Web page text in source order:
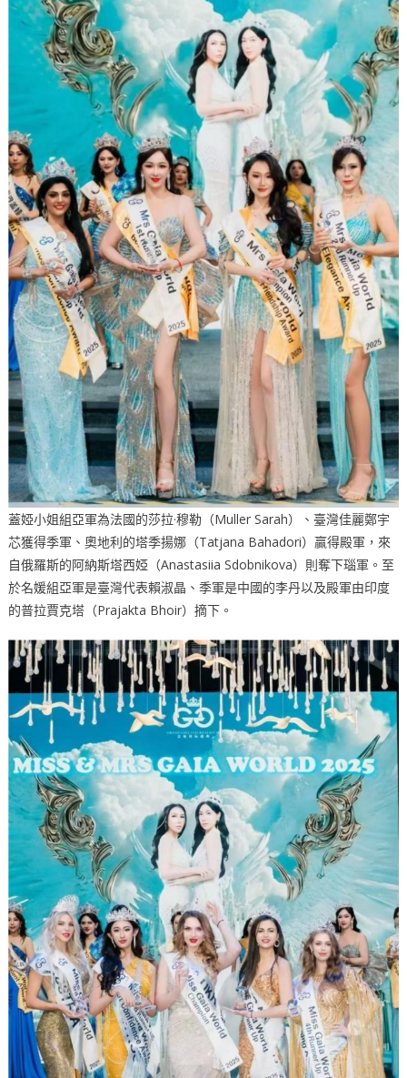
蓋婭小姐組亞軍為法國的莎拉·穆勒（Muller Sarah）、臺灣佳麗鄭宇
芯獲得季軍、奧地利的塔季揚娜（Tatjana Bahadori）贏得殿軍，來
自俄羅斯的阿納斯塔西婭（Anastasiia Sdobnikova）則奪下瑙軍。至
於名媛組亞軍是臺灣代表賴淑晶、季軍是中國的李丹以及殿軍由印度
的普拉賈克塔（Prajakta Bhoir）摘下。